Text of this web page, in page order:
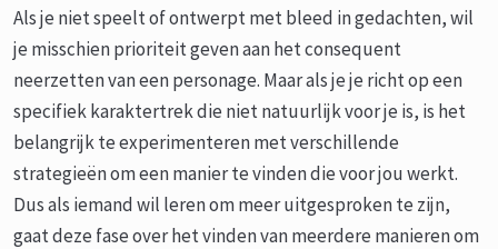
Als je niet speelt of ontwerpt met bleed in gedachten, wil
je misschien prioriteit geven aan het consequent
neerzetten van een personage. Maar als je je richt op een
specifiek karaktertrek die niet natuurlijk voor je is, is het
belangrijk te experimenteren met verschillende
strategieën om een manier te vinden die voor jou werkt.
Dus als iemand wil leren om meer uitgesproken te zijn,
gaat deze fase over het vinden van meerdere manieren om